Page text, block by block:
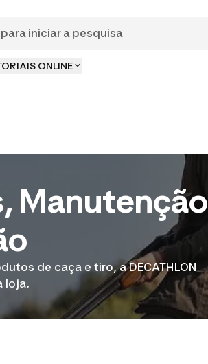
ONLINE
Manutenção
de caça e tiro, a DECATHLON
loja.